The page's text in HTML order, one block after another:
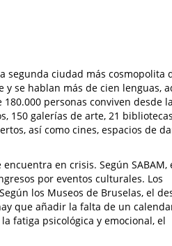
segunda ciudad más cosmopolita
se hablan más de cien lenguas,
180.000 personas conviven desde la
150 galerías de arte, 21
así como cines, espacios de
en crisis. Según SABAM,
por eventos culturales. Los
los Museos de Bruselas, el
que añadir la falta de un
fatiga psicológica y emocional, el